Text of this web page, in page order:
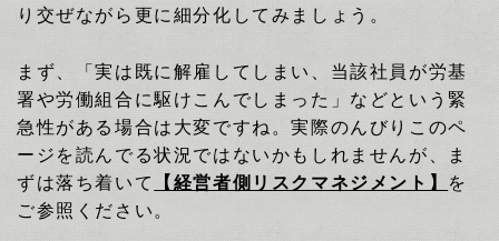
り交ぜながら 更に細分化してみましょう。
まず、「実は既に解雇してしまい、当該社員が労基
署や労働組合に駆けこんでしまった」などという緊
急性がある場合は 大変ですね。実際のんびりこのペ
ージを読んでる状況ではないかもしれませんが、ま
ずは落ち着いて
【経営者側リスクマネジメント】
を
ご参照ください。